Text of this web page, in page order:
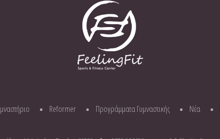
Reformer Προγράμματα Γυμναστικής Νέα